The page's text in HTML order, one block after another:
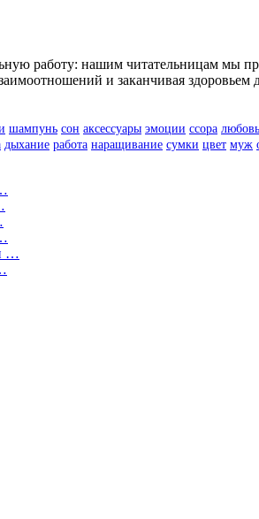
работу: нашим читательницам мы
и заканчивая здоровьем
шампунь сон аксессуары эмоции ссора любовь
дыхание работа наращивание сумки цвет муж
…